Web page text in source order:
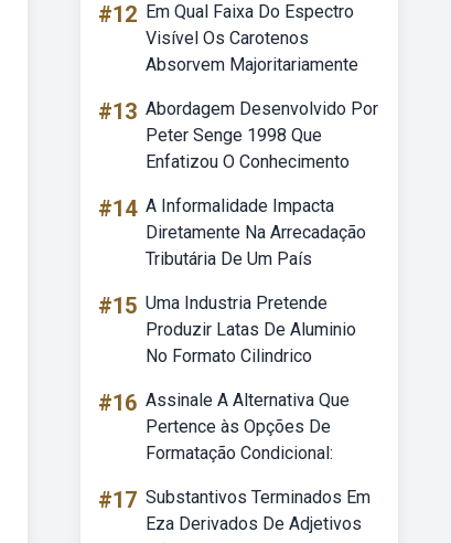
#12 Em Qual Faixa Do Espectro
Visível Os Carotenos
Absorvem Majoritariamente
#13 Abordagem Desenvolvido Por
Peter Senge 1998 Que
Enfatizou O Conhecimento
#14 A Informalidade Impacta
Diretamente Na Arrecadação
Tributária De Um País
#15 Uma Industria Pretende
Produzir Latas De Aluminio
No Formato Cilindrico
#16 Assinale A Alternativa Que
Pertence às Opções De
Formatação Condicional:
#17 Substantivos Terminados Em
Eza Derivados De Adjetivos